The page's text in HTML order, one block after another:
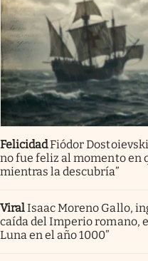
FelicidadFiódor
no fue feliz al momento en
mientras la descubría”
ViralIsaac Moreno Gallo,
caída del Imperio romano,
Luna en el año 1000”